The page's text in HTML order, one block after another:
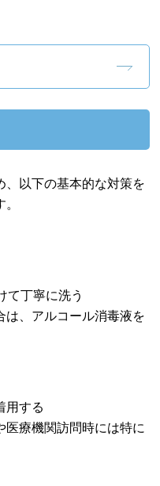
、以下の基本的な対策を
て丁寧に洗う
は、アルコール消毒液を
用する
医療機関訪問時には特に